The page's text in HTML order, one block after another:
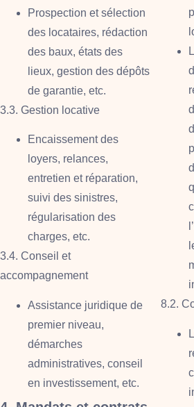
Prospection et sélection
des locataires, rédaction
des baux, états des
lieux, gestion des dépôts
de garantie, etc.
3.3. Gestion locative
Encaissement des
loyers, relances,
entretien et réparation,
suivi des sinistres,
régularisation des
charges, etc.
3.4. Conseil et
accompagnement
Assistance juridique de
premier niveau,
démarches
administratives, conseil
en investissement, etc.
8.2.